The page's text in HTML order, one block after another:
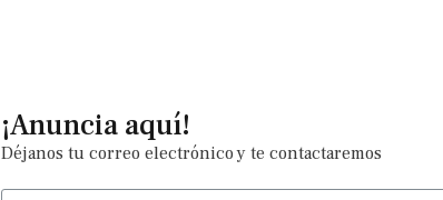
¡Anuncia aquí!
Déjanos tu correo electrónico y te contactaremos